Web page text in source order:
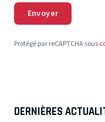
Envoyer
Protégé par reCAPTCHA sous
DERNIÈRES